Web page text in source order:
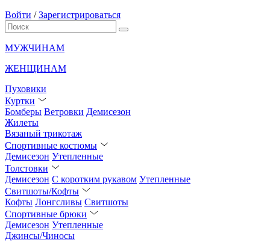
Войти /Зарегистрироваться
МУЖЧИНАМ
ЖЕНЩИНАМ
Пуховики
Куртки
Бомберы Ветровки Демисезон
Жилеты
Вязаный трикотаж
Спортивные костюмы
Демисезон Утепленные
Толстовки
Демисезон С коротким рукавом Утепленные
Свитшоты/Кофты
Кофты Лонгсливы Свитшоты
Спортивные брюки
Демисезон Утепленные
Джинсы/Чиносы